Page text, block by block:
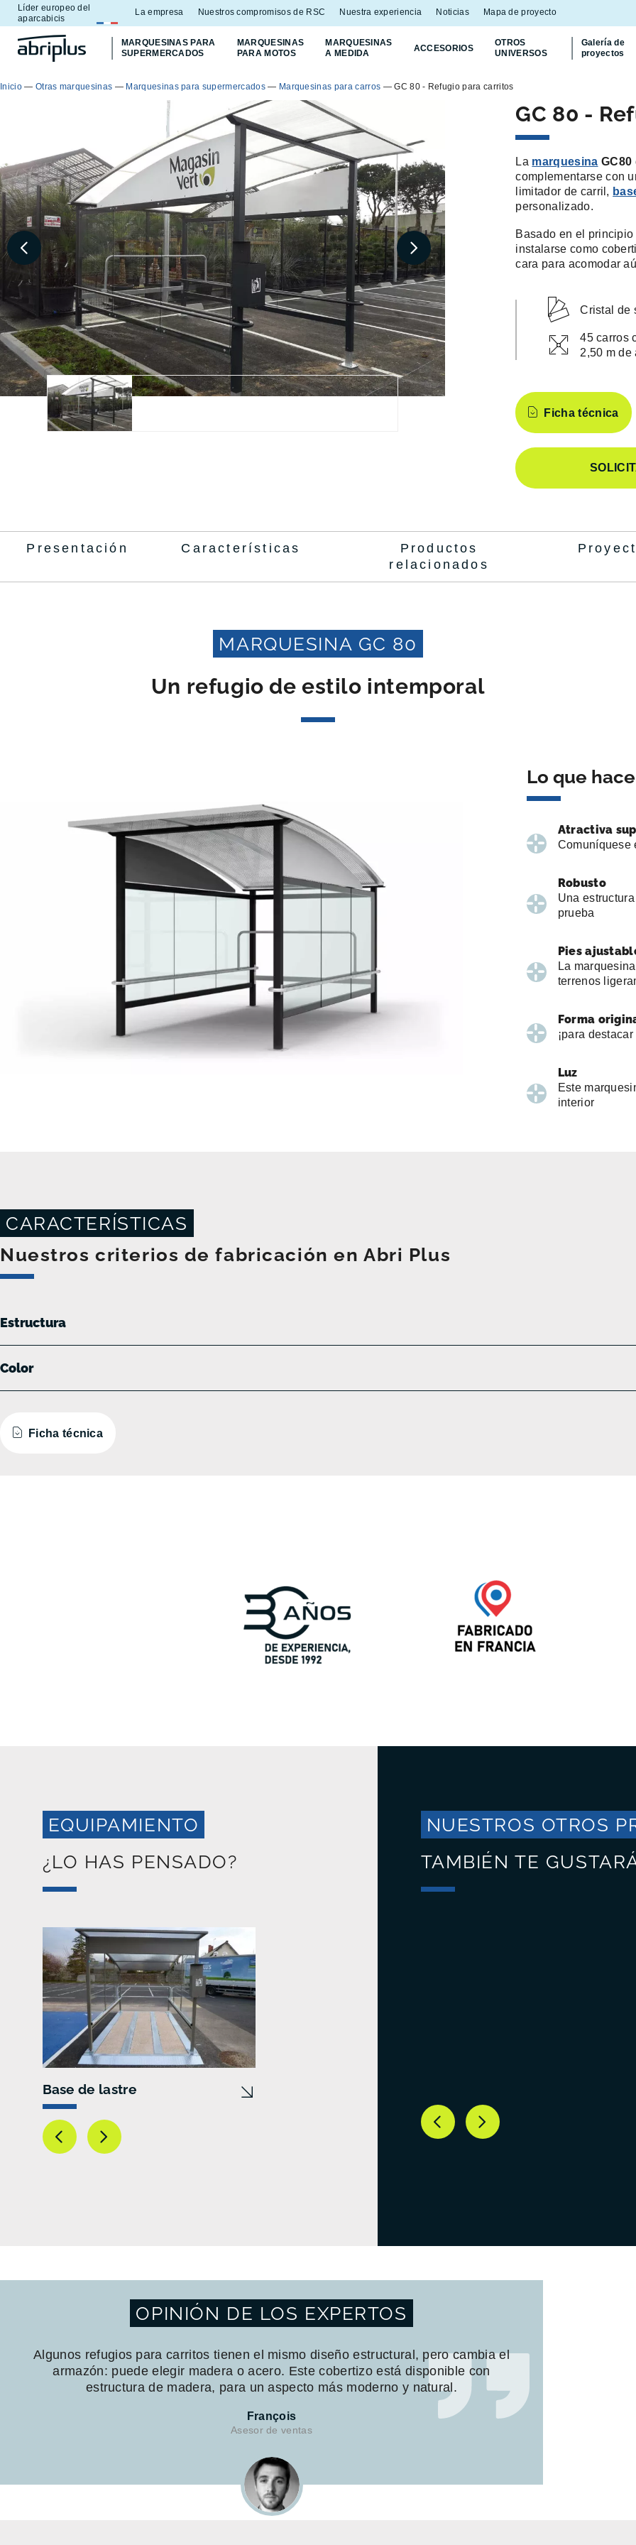
Ir al
menú
Ir al
contenido
MARQUESINAS PARA
SUPERMERCADOS
MARQUESINAS
PARA MOTOS
MARQUESINAS
A MEDIDA
ACCESORIOS
OTROS
UNIVERSOS
Galería de
proyectos
Líder europeo del
aparcabicis
La empresa Nuestros compromisos de RSC Nuestra experiencia Noticias Mapa de proyecto
Inicio— Otras marquesinas — Marquesinas para supermercados— Marquesinas para carros —GC 80 - Refugio para carritos
GC 80 -
La marquesina GC80
complementarse con
limitador de carril,
personalizado.
Basado en el
instalarse como
cara para acomodar
Cristal de
45 carros
2,50 m de
Características
Ficha técnica
Presentación Características
Productos
relacionados
MARQUESINA GC 80
Un refugio de estilo intemporal
Lo que
Atractiva
Comuníquese
Robusto
Una
prueba
Pies
La
terrenos
Forma
¡para
Luz
Este
interior
CARACTERÍSTICAS
Nuestros criterios de fabricación en Abri Plus
Estructura
Color
Ficha técnica
EQUIPAMIENTO
¿LO HAS PENSADO?
Base de lastre
NUESTROS OTROS
TAMBIÉN TE
OPINIÓN DE LOS EXPERTOS
Algunos refugios para carritos tienen el mismo diseño estructural, pero cambia el
armazón: puede elegir madera o acero. Este cobertizo está disponible con
estructura de madera, para un aspecto más moderno y natural.
François
Asesor de ventas